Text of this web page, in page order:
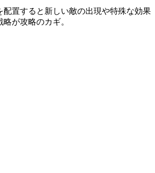
置すると新しい敵の出現や特殊な効果
が攻略のカギ。